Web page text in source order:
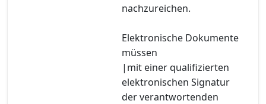
nachzureichen.
Elektronische Dokumente
müssen
|mit einer qualifizierten
elektronischen Signatur
der verantwortenden